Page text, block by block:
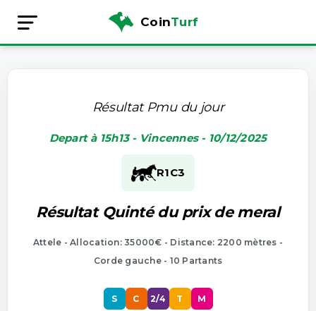
CoinTurf
Résultat Pmu du jour
Depart à 15h13 - Vincennes - 10/12/2025
R1C3
Résultat Quinté du prix de meral
Attele - Allocation: 35000€ - Distance: 2200 mètres -
Corde gauche - 10 Partants
S C 2/4 T M